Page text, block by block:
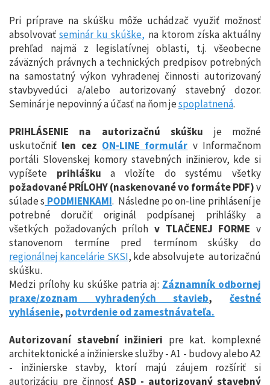
Pri príprave na skúšku môže uchádzač využiť možnosť
absolvovaťseminár ku skúške, na ktorom získa aktuálny
prehľad najmä z legislatívnej oblasti, t.j. všeobecne
záväzných právnych a technických predpisov potrebných
na samostatný výkon vyhradenej činnosti autorizovaný
stavbyvedúci a/alebo autorizovaný stavebný dozor.
Seminár je nepovinný aúčasť na ňom jespoplatnená.
PRIHLÁSENIE na autorizačnú skúšku je možné
uskutočniť len cez ON-LINE formulár v Informačnom
portáli Slovenskej komory stavebných inžinierov, kde si
vypíšete prihláškua vložíte do systému všetky
požadované PRÍLOHY (naskenované vo formáte PDF)v
súlade s PODMIENKAMI. Následne po on-line prihlásení je
potrebné doručiť originál podpísanej prihlášky a
všetkých požadovaných príloh v TLAČENEJ FORME v
stanovenom termíne pred termínom skúšky do
regionálnej kancelárie SKSI, kde absolvujete autorizačnú
skúšku.
Medzi prílohy ku skúške patria aj: Záznamník odbornej
praxe/zoznam vyhradených stavieb,čestné
vyhlásenie, potvrdenie od zamestnávateľa.
Autorizovaní stavební inžinieri pre kat. komplexné
architektonické a inžinierske služby - A1 - budovy alebo A2
- inžinierske stavby, ktorí majú záujem rozšíriť si
autorizáciu pre činnosť ASD - autorizovaný stavebný